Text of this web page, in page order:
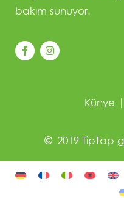
bakım sunuyor.
Künye |
2019 TipTap